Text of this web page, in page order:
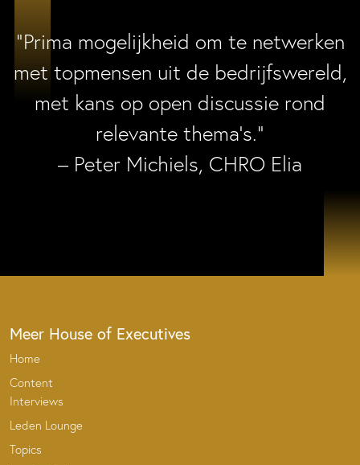
“Prima mogelijkheid om te netwerken
met topmensen uit de bedrijfswereld,
met kans op open discussie rond
relevante thema’s.”
– Peter Michiels, CHRO Elia
Meer House of Executives
Home
Content
Interviews
Leden Lounge
Topics